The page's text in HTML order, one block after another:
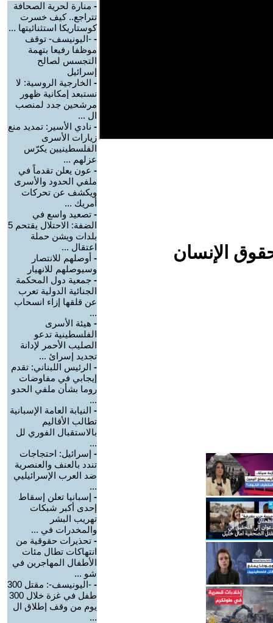
الإنسان
- منارة لحرية الصحافة
تتراجع.. كيف خسرت
كوستاريكا استثنائيتها ...
- -اليونيسف- توقف
موظفا رفيعا بتهمة
التجسس لصالح
إسرائيل
- الخارجية الروسية: لا
نستبعد إمكانية ظهور
مرشحين جدد لمنصب
ال ...
- نادي الأسير: تمديد منع
زيارات الأسرى
الفلسطينيين يكرّس
عزلهم ...
- عون يعلن تقدماً في
ملفي الحدود والأسرى
ويكشف عن تحركات
أمريك ...
- تصعيد واسع في
الضفة: الاحتلال يقتحم 5
بلدات ويشن حملة
اعتقال ...
- أوصلهم للانتصار
وسيوصلهم للانهيار
- جمعية دول المحكمة
الجنائية الدولية تعرب
عن قلقها إزاء انسحاب
...
- هيئة الأسرى
الفلسطينية تدعو
الصليب الأحمر لإدانة
تجديد إسرائ ...
- الرئيس اللبناني: تقدم
إيجابي في مفاوضات
روما بشأن ملفي الحدو
...
- النيابة العامة الإسبانية
تطالب الأقاليم
بالاستقبال الفوري لل
...
- إسرائيل: احتجاجات
تندد بالعنف والعنصرية
ضد العرب الإسرائيليي
...
- إسبانيا تعلن إسقاط
إحدى أكبر شبكات
تهريب البشر
والمخدرات في ...
- تحذيرات حقوقية من
انتهاكات تطال مئات
الأطفال المهاجرين في
شو ...
-
-اليونيسف-: مقتل 300
طفل في غزة خلال 300
يوم من وقف إطلاق ال
...